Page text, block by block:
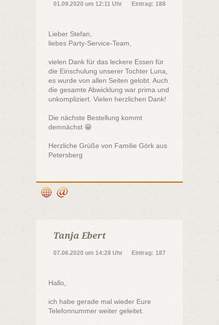
01.09.2020 um 12:11 Uhr Eintrag: 188
Lieber Stefan,
liebes Party-Service-Team,
vielen Dank für das leckere Essen für
die Einschulung unserer Tochter Luna,
es wurde von allen Seiten gelobt. Auch
die gesamte Abwicklung war prima und
unkompliziert. Vielen herzlichen Dank!
Die nächste Bestellung kommt
demnächst 😁
Herzliche Grüße von Familie Görk aus
Petersberg
Tanja Ebert
07.06.2020 um 14:28 Uhr Eintrag: 187
Hallo,
ich habe gerade mal wieder Eure
Telefonnummer weiter geleitet.